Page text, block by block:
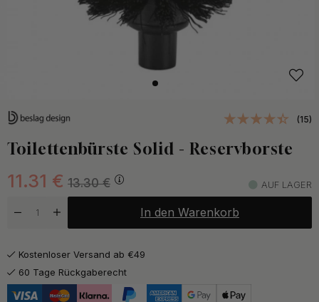
(15)
Toilettenbürste Solid - Reservborste
13.30€
11.31 € AUF LAGER
In den Warenkorb
Kostenloser Versand ab €49
60 Tage Rückgaberecht